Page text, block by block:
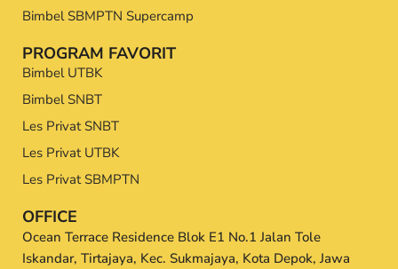
Bimbel SBMPTN Supercamp
PROGRAM FAVORIT
Bimbel UTBK
Bimbel SNBT
Les Privat SNBT
Les Privat UTBK
Les Privat SBMPTN
OFFICE
Ocean Terrace Residence Blok E1 No.1 Jalan Tole
Iskandar, Tirtajaya, Kec. Sukmajaya, Kota Depok, Jawa